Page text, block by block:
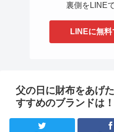
裏側をLINE
LINEに無
父の日に財布をあげ
すすめのブランドは